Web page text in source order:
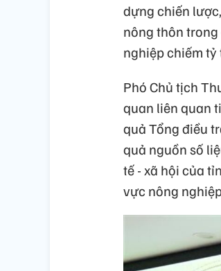
dựng chiến
nông thôn
nghiệp chiếm
Phó Chủ tịch
quan liên quan
quả Tổng điều
quả nguồn số
tế - xã hội của
vực nông